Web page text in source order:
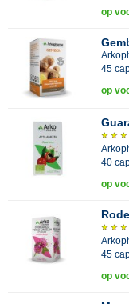
op
45
op
40
op
45
op